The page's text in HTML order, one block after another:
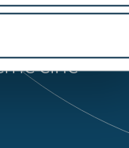
eine